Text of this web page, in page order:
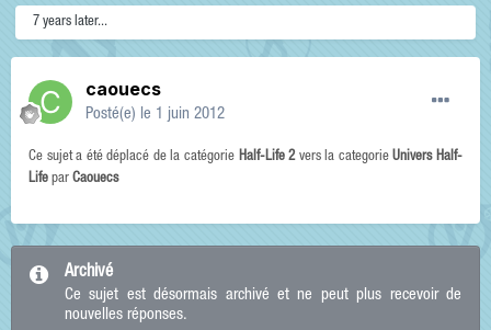
7 years later...
caouecs
Posté(e) le 1 juin 2012
Ce sujet a été déplacé de la catégorie Half-Life 2vers la categorieUnivers Half-
Life par Caouecs
Archivé
Ce sujet est désormais archivé et ne peut plus recevoir de
nouvelles réponses.